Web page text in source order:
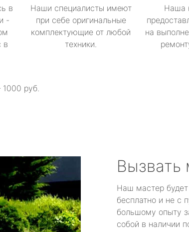
в
-
в
Наши специалисты имеют
при себе оригинальные
комплектующие от любой
техники.
Наша
на
1000 руб.
Вызвать
Наш мастер
бесплатно и не с
большому опыту
собой в наличии